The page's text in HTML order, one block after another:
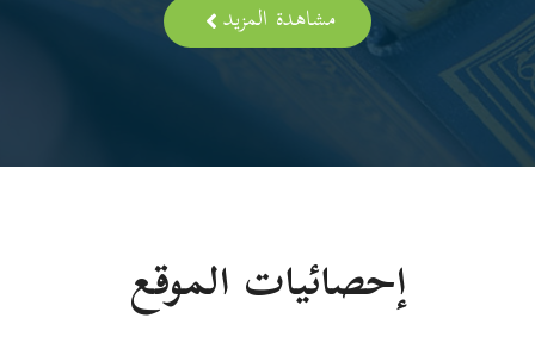
مشاهدة المزيد
إحصائيات الموقع